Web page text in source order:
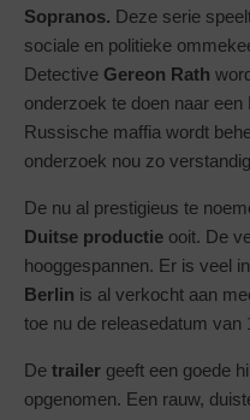
Sopranos. Deze serie
sociale en politieke
Detective Gereon Rath
onderzoek te doen naar
Russische maffia wordt
onderzoek nou zo
De nu al prestigieus te
Duitse productie ooit. De
hooggespannen. Er is veel
Berlin is al verkocht aan
toe nu de releasedatum van
De trailer geeft een goede
opgenomen. Een rauw,